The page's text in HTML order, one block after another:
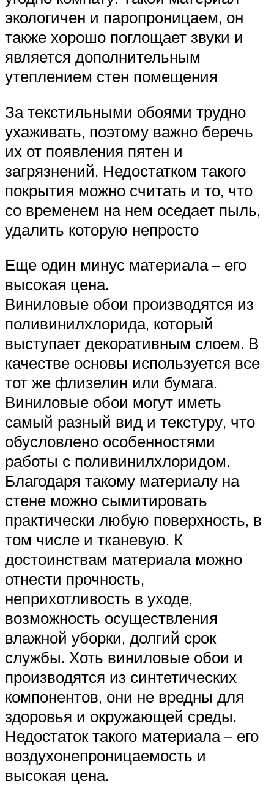
экологичен и паропроницаем, он
также хорошо поглощает звуки и
является дополнительным
утеплением стен помещения
За текстильными обоями трудно
ухаживать, поэтому важно беречь
их от появления пятен и
загрязнений. Недостатком такого
покрытия можно считать и то, что
со временем на нем оседает пыль,
удалить которую непросто
Еще один минус материала – его
высокая цена.
Виниловые обои производятся из
поливинилхлорида, который
выступает декоративным слоем. В
качестве основы используется все
тот же флизелин или бумага.
Виниловые обои могут иметь
самый разный вид и текстуру, что
обусловлено особенностями
работы с поливинилхлоридом.
Благодаря такому материалу на
стене можно сымитировать
практически любую поверхность, в
том числе и тканевую. К
достоинствам материала можно
отнести прочность,
неприхотливость в уходе,
возможность осуществления
влажной уборки, долгий срок
службы. Хоть виниловые обои и
производятся из синтетических
компонентов, они не вредны для
здоровья и окружающей среды.
Недостаток такого материала – его
воздухонепроницаемость и
высокая цена.